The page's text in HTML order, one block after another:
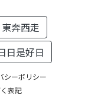
奔西走
日是好日
シーポリシー
表記